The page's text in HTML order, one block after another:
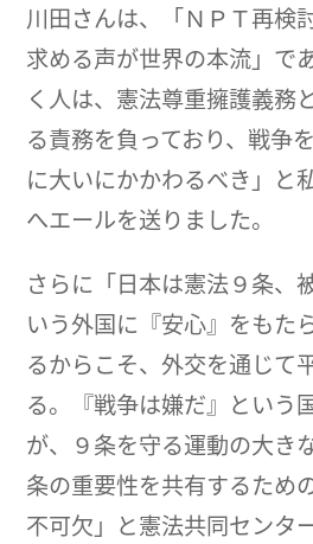
川田さんは、「ＮＰＴ再検
求める声が世界の本流」で
く人は、憲法尊重擁護義務
る責務を負っており、戦争
に大いにかかわるべき」と
へエールを送りました。
さらに「日本は憲法９条、
いう外国に『安心』をもた
るからこそ、外交を通じて
る。『戦争は嫌だ』という
が、９条を守る運動の大き
条の重要性を共有するため
不可欠」と憲法共同センタ